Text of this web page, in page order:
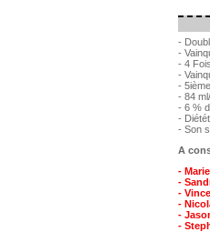
-
-
- 4
-
-
- 84
- 6 %
-
- Son
A
-
-
-
-
-
-